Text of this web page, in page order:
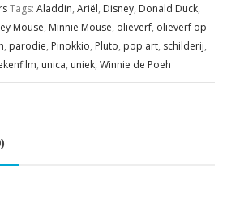
Tags: Aladdin, Ariël, Disney, Donald Duck,
Mouse, Minnie Mouse, olieverf, olieverf op
, parodie, Pinokkio, Pluto, pop art, schilderij,
, unica, uniek, Winnie de Poeh